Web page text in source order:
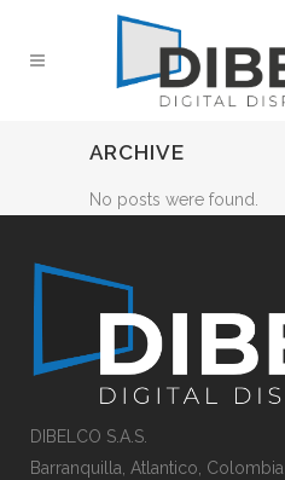
ARCHIVE
No posts were found.
DIBELCO S.A.S.
Barranquilla, Atlantico, Colombia